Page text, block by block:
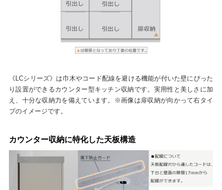
《LCシリーズ》は巾木やコード配線を避ける機能が付いた壁にぴった
り設置ができるカウンター型キッチン収納です。実用性と美しさに加
え、十分な収納力を備えています。※画像は扉収納が向かって右タイ
プのイメージです。
カウンター収納に特化した天板構造